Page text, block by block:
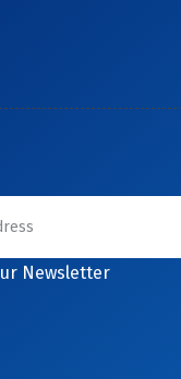
Newsletter